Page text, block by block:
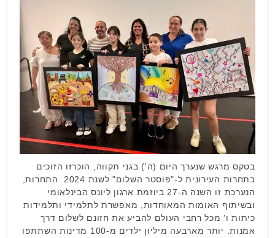
בטקס מרגש שנערך היום (ה') בגני תקווה, הוכרזו הזוכים
בתחרות העירונית ל-"פוסטר השלום" לשנת 2024. התחרות,
הנערכת זו השנה ה-27 ביוזמת ארגון ליונס הבינלאומי
ובשיתוף האומות המאוחדות, מאפשרת לתלמידי ותלמידות
כיתות ו' מכל רחבי העולם להביע את חזונם לשלום דרך
אמנות. יותר מארבעה מיליון ילדים מ-100 מדינות השתתפו